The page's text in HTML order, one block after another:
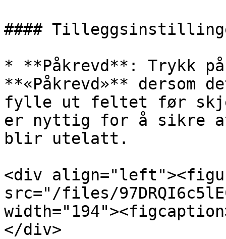
####
* **Påkrevd**: Trykk på
**«Påkrevd»** dersom
fylle ut feltet før
er nyttig for å sikre
blir utelatt.
<div
src="/files/
</div>